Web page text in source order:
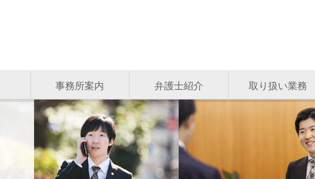
事務所案内 弁護士紹介 取り扱い業務